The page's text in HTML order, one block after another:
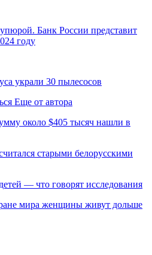
Банк России представит
году
украли 30 пылесосов
Еще от автора
около $405 тысяч нашли в
старыми белорусскими
— что говорят исследования
мира женщины живут дольше